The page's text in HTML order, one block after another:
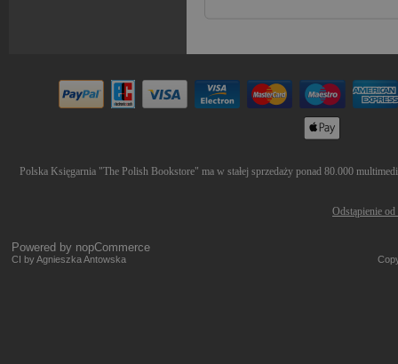
Polska Księgarnia "The Polish Bookstore" ma w stałej sprzedaży ponad 80.000
Odstąpienie
Powered by nopCommerce
CI by Agnieszka Antowska